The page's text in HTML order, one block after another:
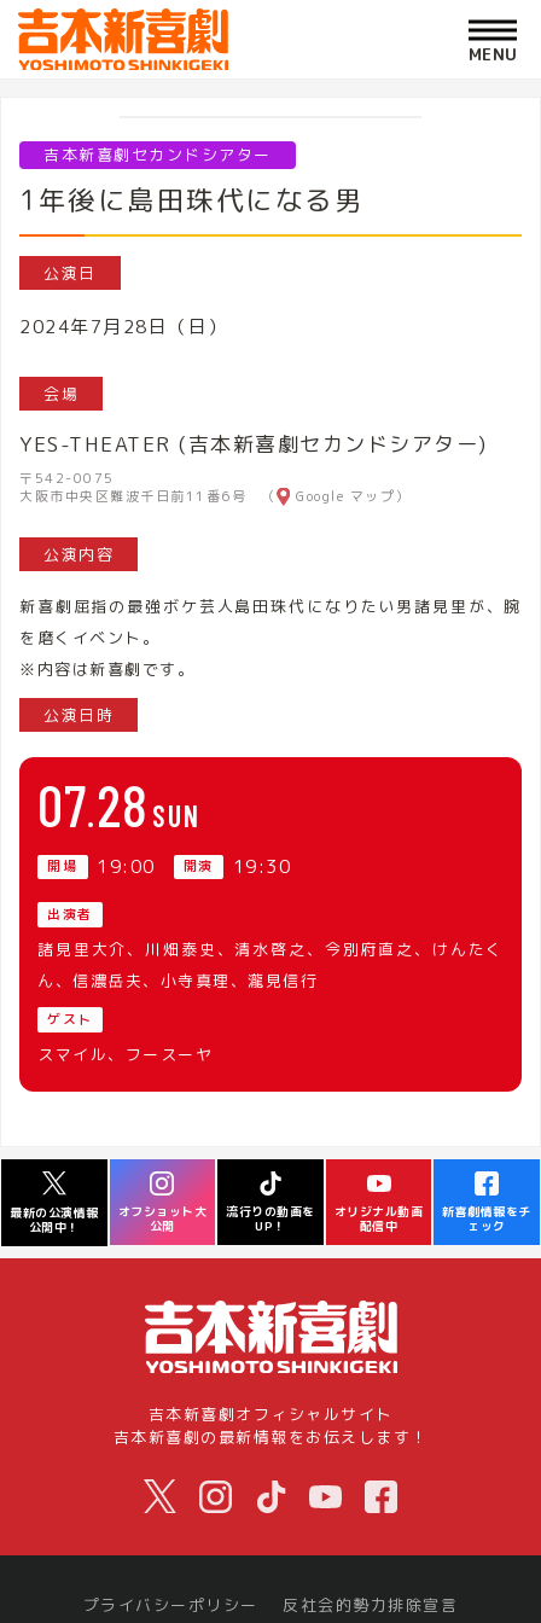
吉本新喜劇セカンドシアター
1年後に島田珠代になる男
公演日
2024年7月28日（日）
会場
YES-THEATER (吉本新喜劇セカンドシアター)
〒542-0075
大阪市中央区難波千日前11番6号 （
Google マップ）
公演内容
新喜劇屈指の最強ボケ芸人島田珠代になりたい男諸見里が、腕
を磨くイベント。
※内容は新喜劇です。
公演日時
0728 SUN
開場 19:00 開演 19:30
出演者
諸見里大介、川畑泰史、清水啓之、今別府直之、けんたく
ん、信濃岳夫、小寺真理、瀧見信行
ゲスト
スマイル、フースーヤ
最新の公演情報
公開中！
オフショット大
公開
流行りの動画を
UP！
オリジナル動画
配信中
新喜劇情報をチ
ェック
吉本新喜劇オフィシャルサイト
吉本新喜劇の最新情報をお伝えします！
プライバシーポリシー 反社会的勢力排除宣言